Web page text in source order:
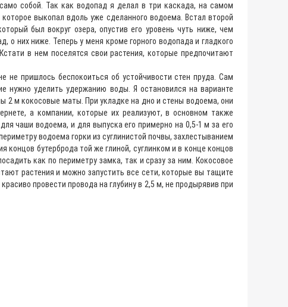
собой. Так как водопад я делал в три каскада, на самом
выкопал вдоль уже сделанного водоема. Встал второй
был вокруг озера, опустив его уровень чуть ниже, чем
о них ниже. Теперь у меня кроме горного водопада и гладкого
в нем поселятся свои растения, которые предпочитают
не пришлось беспокоиться об устойчивости стен пруда. Сам
уделить удержанию воды. Я остановился на варианте
2 м кокосовые маты. При укладке на дно и стены водоема, они
а компании, которые их реализуют, в основном также
чаши водоема, и для выпуска его примерно на 0,5-1 м за его
водоема горки из суглинистой почвы, захлестыванием
концов бутерброда той же глиной, суглинком и в конце концов
как по периметру замка, так и сразу за ним. Кокосовое
растения и можно запустить все сети, которые вы тащите
провести провода на глубину в 2,5 м, не продырявив при